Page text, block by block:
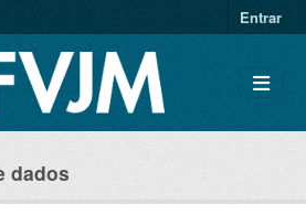
Entrar
dados